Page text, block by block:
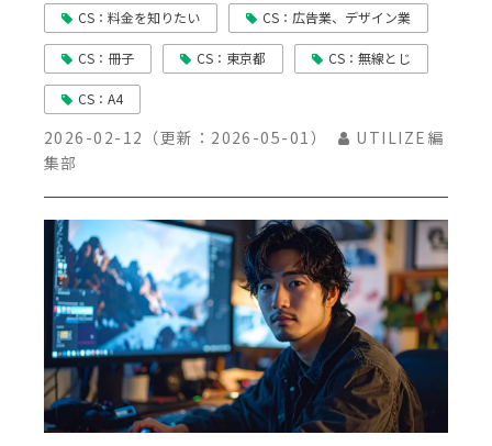
CS：料金を知りたい CS：広告業、デザイン業
CS：冊子 CS：東京都 CS：無線とじ
CS：A4
2026-02-12 （更新： 2026-05-01）
UTILIZE編
集部